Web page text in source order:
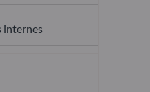
internes